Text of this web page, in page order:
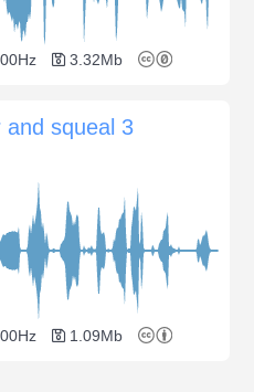
3.32Mb
and squeal 3
1.09Mb